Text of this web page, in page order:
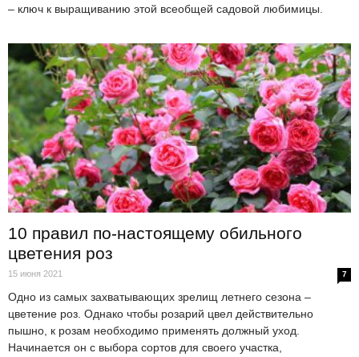
– ключ к выращиванию этой всеобщей садовой любимицы.
10 правил по-настоящему обильного
цветения роз
15 июня 2021 7
Одно из самых захватывающих зрелищ летнего сезона –
цветение роз. Однако чтобы розарий цвел действительно
пышно, к розам необходимо применять должный уход.
Начинается он с выбора сортов для своего участка,